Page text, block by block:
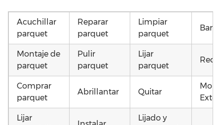
Acuchillar
parquet
Reparar
parquet
Limpiar
parquet
Montaje de
parquet
Pulir
parquet
Lijar
parquet
Comprar
parquet
Abrillantar Quitar
Lijar
Lijado y